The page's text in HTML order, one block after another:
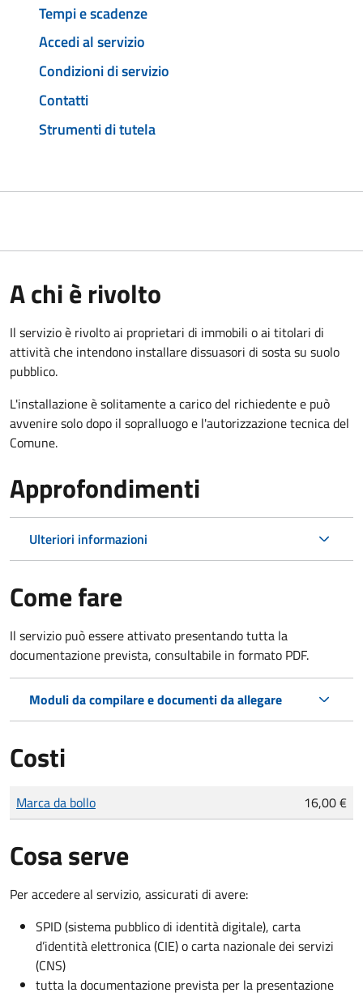
Tempi e scadenze
Accedi al servizio
Condizioni di servizio
Contatti
Strumenti di tutela
A chi è rivolto
Il servizio è rivolto ai proprietari di immobili o ai titolari di
attività che intendono installare dissuasori di sosta su suolo
pubblico.
L'installazione è solitamente a carico del richiedente e può
avvenire solo dopo il sopralluogo e l'autorizzazione tecnica del
Comune.
Approfondimenti
Ulteriori informazioni
Come fare
Il servizio può essere attivato presentando tutta la
documentazione prevista, consultabile in formato PDF.
Moduli da compilare e documenti da allegare
Costi
Tipo di pagamento
Importo
Marca da bollo 16,00 €
Cosa serve
Per accedere al servizio, assicurati di avere:
SPID (sistema pubblico di identità digitale), carta
d’identità elettronica (CIE) o carta nazionale dei servizi
(CNS)
tutta la documentazione prevista per la presentazione